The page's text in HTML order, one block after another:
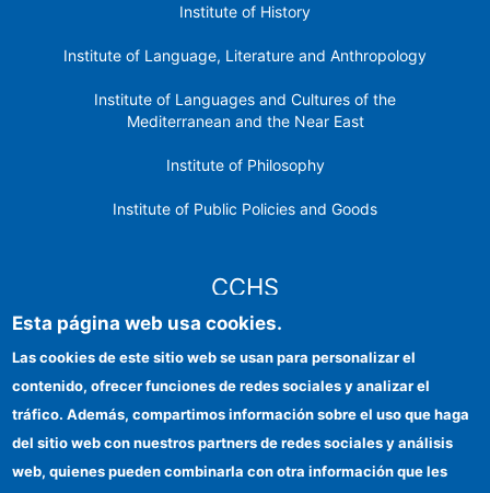
Institute of History
Institute of Language, Literature and Anthropology
Institute of Languages ​​and Cultures of the
Mediterranean and the Near East
Institute of Philosophy
Institute of Public Policies and Goods
CCHS
Institutional identity
FEDER funds
Esta página web usa cookies.
Las cookies de este sitio web se usan para personalizar el
contenido, ofrecer funciones de redes sociales y analizar el
tráfico. Además, compartimos información sobre el uso que haga
del sitio web con nuestros partners de redes sociales y análisis
web, quienes pueden combinarla con otra información que les